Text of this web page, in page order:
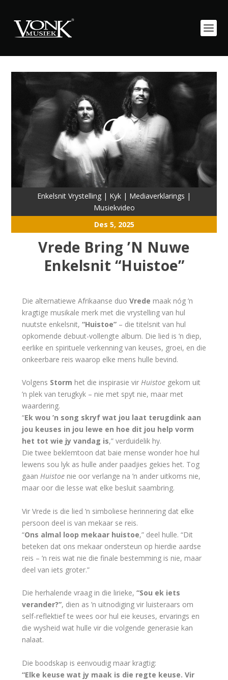
Enkelsnit Vrystelling | Kyk | Mediaverklarings |
Musiekvideo
Des 5, 2025
Vrede Bring ’N Nuwe
Enkelsnit “Huistoe”
Die alternatiewe Afrikaanse duo Vrede maak nóg ’n
kragtige musikale merk met die vrystelling van hul
nuutste enkelsnit, “Huistoe”– die titelsnit van hul
opkomende debuut-vollengte album. Die lied is ’n diep,
eerlike en spirituele verkenning van keuses, groei, en die
onkeerbare reis waarop elke mens hulle bevind.
Volgens Storm het die inspirasie vir Huistoegekom uit
’n plek van terugkyk – nie met spyt nie, maar met
waardering.
“Ek wou ’n song skryf wat jou laat terugdink aan
jou keuses in jou lewe en hoe dit jou help vorm
het tot wie jy vandag is,” verduidelik hy.
Die twee beklemtoon dat baie mense wonder hoe hul
lewens sou lyk as hulle ander paadjies gekies het. Tog
gaan Huistoenie oor verlange na ’n ander uitkoms nie,
maar oor die lesse wat elke besluit saambring.
Vir Vrede is die lied ’n simboliese herinnering dat elke
persoon deel is van mekaar se reis.
“Ons almal loop mekaar huistoe,” deel hulle. “Dit
beteken dat ons mekaar ondersteun op hierdie aardse
reis – ’n reis wat nie die finale bestemming is nie, maar
deel van iets groter.”
Die herhalende vraag in die lirieke, “Sou ek iets
verander?”, dien as ’n uitnodiging vir luisteraars om
self-reflektief te wees oor hul eie keuses, ervarings en
die wysheid wat hulle vir die volgende generasie kan
nalaat.
Die boodskap is eenvoudig maar kragtig:
“Elke keuse wat jy maak is die regte keuse. Vir